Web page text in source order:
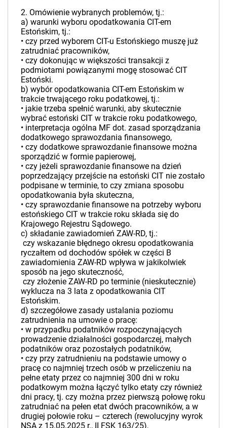
2. Omówienie wybranych problemów, tj.:
a) warunki wyboru opodatkowania CIT-em
Estońskim, tj.:
• czy przed wyborem CIT-u Estońskiego muszę już
zatrudniać pracowników,
• czy dokonując w większości transakcji z
podmiotami powiązanymi mogę stosować CIT
Estoński.
b) wybór opodatkowania CIT-em Estońskim w
trakcie trwającego roku podatkowej, tj.:
•­ jakie trzeba spełnić warunki, aby skutecznie
wybrać estoński CIT w trakcie roku podatkowego,
•­ interpretacja ogólna MF dot. zasad sporządzania
dodatkowego sprawozdania finansowego,
•­ czy dodatkowe sprawozdanie finansowe można
sporządzić w formie papierowej,
•­ czy jeżeli sprawozdanie finansowe na dzień
poprzedzający przejście na estoński CIT nie zostało
podpisane w terminie, to czy zmiana sposobu
opodatkowania była skuteczna,
•­ czy sprawozdanie finansowe na potrzeby wyboru
estońskiego CIT w trakcie roku składa się do
Krajowego Rejestru Sądowego.
c) składanie zawiadomień ZAW-RD, tj.:
­ czy wskazanie błędnego okresu opodatkowania
ryczałtem od dochodów spółek w części B
zawiadomienia ZAW-RD wpływa w jakikolwiek
sposób na jego skuteczność,
­ czy złożenie ZAW-RD po terminie (nieskutecznie)
wyklucza na 3 lata z opodatkowania CIT
Estońskim.
d) szczegółowe zasady ustalania poziomu
zatrudnienia na umowie o pracę:
•­ w przypadku podatników rozpoczynających
prowadzenie działalności gospodarczej, małych
podatników oraz pozostałych podatników,
•­ czy przy zatrudnieniu na podstawie umowy o
pracę co najmniej trzech osób w przeliczeniu na
pełne etaty przez co najmniej 300 dni w roku
podatkowym można łączyć tylko etaty czy również
dni pracy, tj. czy można przez pierwszą połowę roku
zatrudniać na pełen etat dwóch pracowników, a w
drugiej połowie roku – czterech (rewolucyjny wyrok
NSA z 15.05.2025 r., II FSK 163/25),